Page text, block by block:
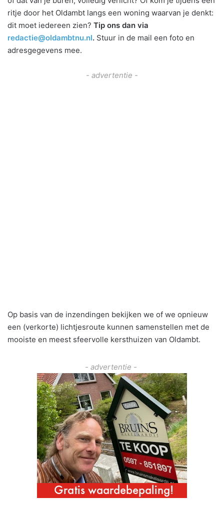
ritje door het Oldambt langs een woning waarvan je denkt:
dit moet iedereen zien? Tip ons dan via
redactie@oldambtnu.nl. Stuur in de mail een foto en
adresgegevens mee.
- advertentie -
Op basis van de inzendingen bekijken we of we opnieuw
een (verkorte) lichtjesroute kunnen samenstellen met de
mooiste en meest sfeervolle kersthuizen van Oldambt.
- advertentie -